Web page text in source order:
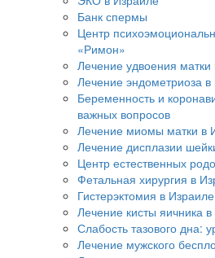
Банк спермы
Центр
«Римон»
Лечение удвоения
Лечение эндометриоза
Беременность и
важных вопросов
Лечение миомы матки в
Лечение дисплазии
Центр естественных
Фетальная хирургия в
Гистерэктомия в Израиле
Лечение кисты яичника
Слабость тазового дна:
Лечение мужского